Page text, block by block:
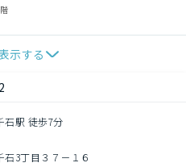
示する
石駅 徒歩7分
石3丁目３７－１６